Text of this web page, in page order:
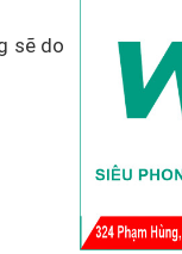
sẽ do